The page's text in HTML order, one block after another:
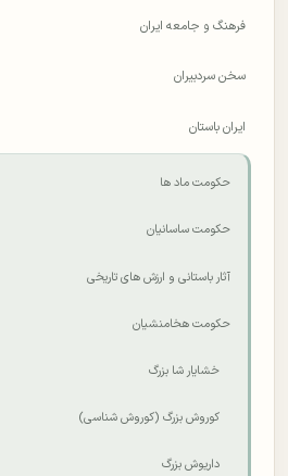
فرهنگ و جامعه ایران
سخن سردبیران
ایران باستان
حکومت ماد ها
حکومت ساسانیان
آثار باستانی و ارزش های تاریخی
حکومت هخامنشیان
خشایار شا بزرگ
کوروش بزرگ (کوروش شناسی)
داریوش بزرگ